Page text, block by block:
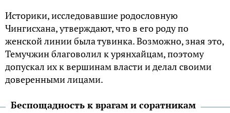
Историки, исследовавшие родословную
Чингисхана, утверждают, что в его роду по
женской линии была тувинка. Возможно, зная это,
Темучжин благоволил к урянхайцам, поэтому
допускал их к вершинам власти и делал своими
доверенными лицами.
Беспощадность к врагам и соратникам